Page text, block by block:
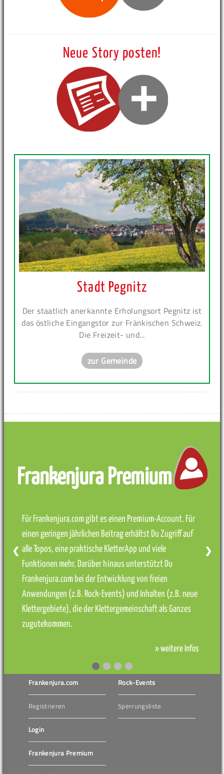
Neue Story posten!
Stadt Pegnitz
Der staatlich anerkannte Erholungsort Pegnitz ist
das östliche Eingangstor zur Fränkischen Schweiz.
Die Freizeit- und...
zur Gemeinde
Frankenjura Premium
Für Frankenjura.com gibt es einen Premium-Account. Für
einen geringen jährlichen Beitrag erhältst Du Zugriff auf
alle Topos, eine praktische KletterApp und viele
Funktionen mehr. Darüber hinaus unterstützt Du
Frankenjura.com bei der Entwicklung von freien
Anwendungen (z.B. Rock-Events) und Inhalten (z.B. neue
Klettergebiete), die der Klettergemeinschaft als Ganzes
zugutekommen.
» weitere Infos
❮ ❯
Frankenjura.com
Registrieren
Login
Frankenjura Premium
Rock-Events
Sperrungsliste